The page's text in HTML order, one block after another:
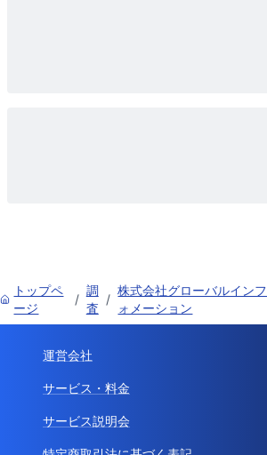
トップペ
ージ
/
調
査
/
株式会社グローバルインフ
ォメーション
運営会社
サービス・料金
サービス説明会